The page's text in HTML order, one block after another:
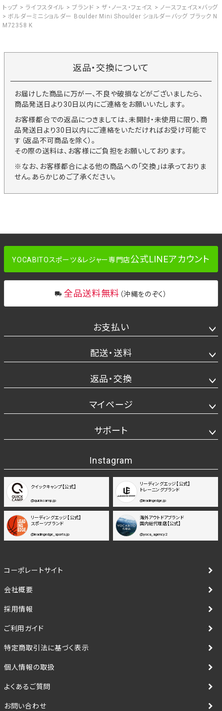
トップ
ライフスタイル ブランド ザ・ノース・フェイス
ノースフェイス×バッグ
ボルダーミニショルダー Boulder Mini Shoulder ショルダーバッグ ブラック N
M72358 K
返品・交換について
お届けした商品に万が一、不良や破損などがございましたら、
商品発送日より30日以内にご連絡をお願いいたします。
お客様都合での返品につきましては、未開封・未使用に限り、商
品発送日より30日以内にご連絡をいただければお受け可能で
す（返品不可商品を除く）。
その際の送料は、お客様にご負担をお願いしております。
※なお、お客様都合による他の商品への「交換」は承っておりま
せん。あらかじめご了承ください。
YOCABITOスポーツ＆レジャー専門店公式LINEアカウント
全品送料無料 （沖縄をのぞく）
お支払い
配送・送料
返品・交換
マイページ
サポート
Instagram
クイックキャンプ【公式】
@quickcamp.jp
リーディングエッジ【公式】
トレーニングブランド
@leadingedge.jp
リーディングエッジ【公式】
スポーツブランド
@leadingedge_sports.jp
海外アウトドアブランド
国内総代理店【公式】
@yoca_agency2
コーポレートサイト
会社概要
採用情報
ご利用ガイド
特定商取引法に基づく表示
個人情報の取扱
よくあるご質問
お問い合わせ